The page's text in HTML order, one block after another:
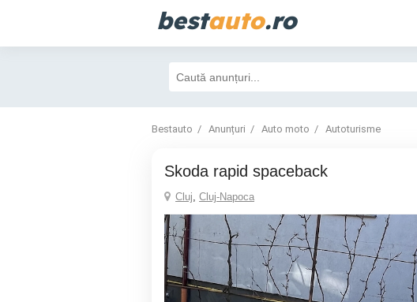
bestauto.ro
Bestauto Anunțuri Auto moto Autoturisme
Skoda rapid spaceback
Cluj, Cluj-Napoca